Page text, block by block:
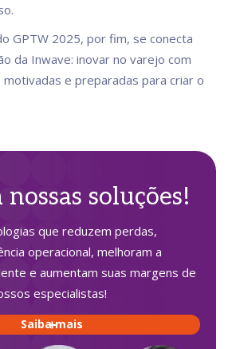
GPTW 2025, por fim, se conecta
da Inwave: inovar no varejo com
e preparadas para criar o
nossas soluções!
que reduzem perdas,
operacional, melhoram a
e aumentam suas margens de
especialistas!
Saiba mais